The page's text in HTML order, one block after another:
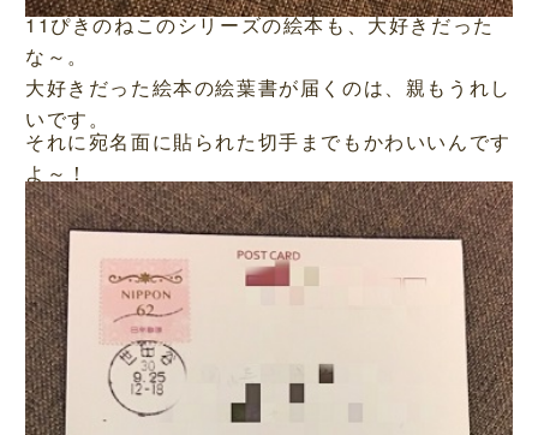
11ぴきのねこのシリーズの絵本も、大好きだった
な～。
大好きだった絵本の絵葉書が届くのは、親もうれし
いです。
それに宛名面に貼られた切手までもかわいいんです
よ～！